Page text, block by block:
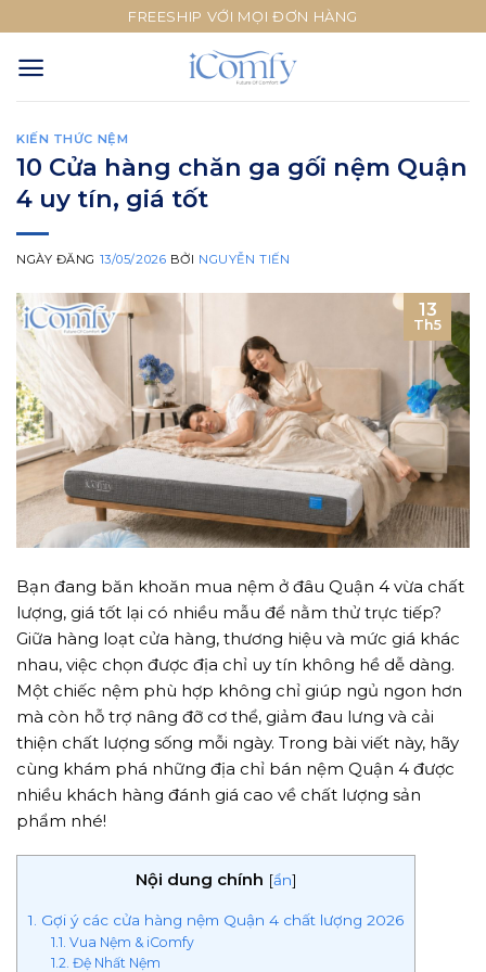
to
content
FREESHIP VỚI MỌI ĐƠN HÀNG
KIẾN THỨC NỆM
10 Cửa hàng chăn ga gối nệm Quận
4 uy tín, giá tốt
NGÀY ĐĂNG 13/05/2026 BỞI NGUYỄN TIẾN
13
Th5
Bạn đang băn khoăn mua nệm ở đâu Quận 4 vừa chất
lượng, giá tốt lại có nhiều mẫu để nằm thử trực tiếp?
Giữa hàng loạt cửa hàng, thương hiệu và mức giá khác
nhau, việc chọn được địa chỉ uy tín không hề dễ dàng.
Một chiếc nệm phù hợp không chỉ giúp ngủ ngon hơn
mà còn hỗ trợ nâng đỡ cơ thể, giảm đau lưng và cải
thiện chất lượng sống mỗi ngày. Trong bài viết này, hãy
cùng khám phá những địa chỉ bán nệm Quận 4 được
nhiều khách hàng đánh giá cao về chất lượng sản
phẩm nhé!
Nội dung chính [ẩn]
1. Gợi ý các cửa hàng nệm Quận 4 chất lượng 2026
1.1. Vua Nệm & iComfy
1.2. Đệ Nhất Nệm